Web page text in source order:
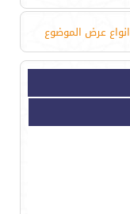
انواع عرض الموضوع